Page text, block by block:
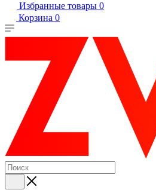
Избранные товары 0
Корзина 0